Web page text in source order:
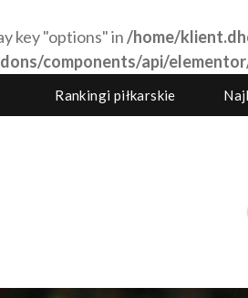
key "options" in/home/
components/api/
Rankingi piłkarskie